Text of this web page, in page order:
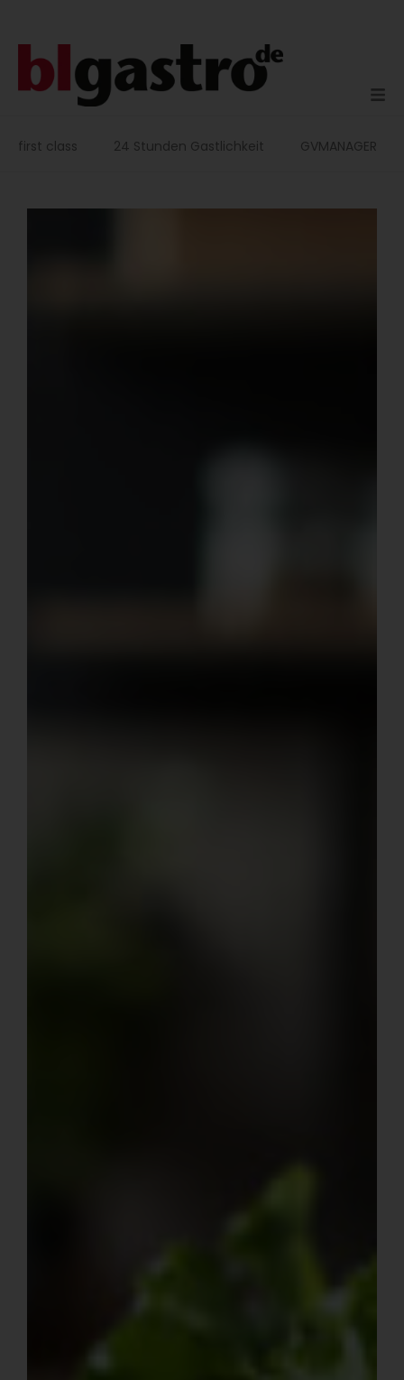
first class 24 Stunden Gastlichkeit GVMANAGER